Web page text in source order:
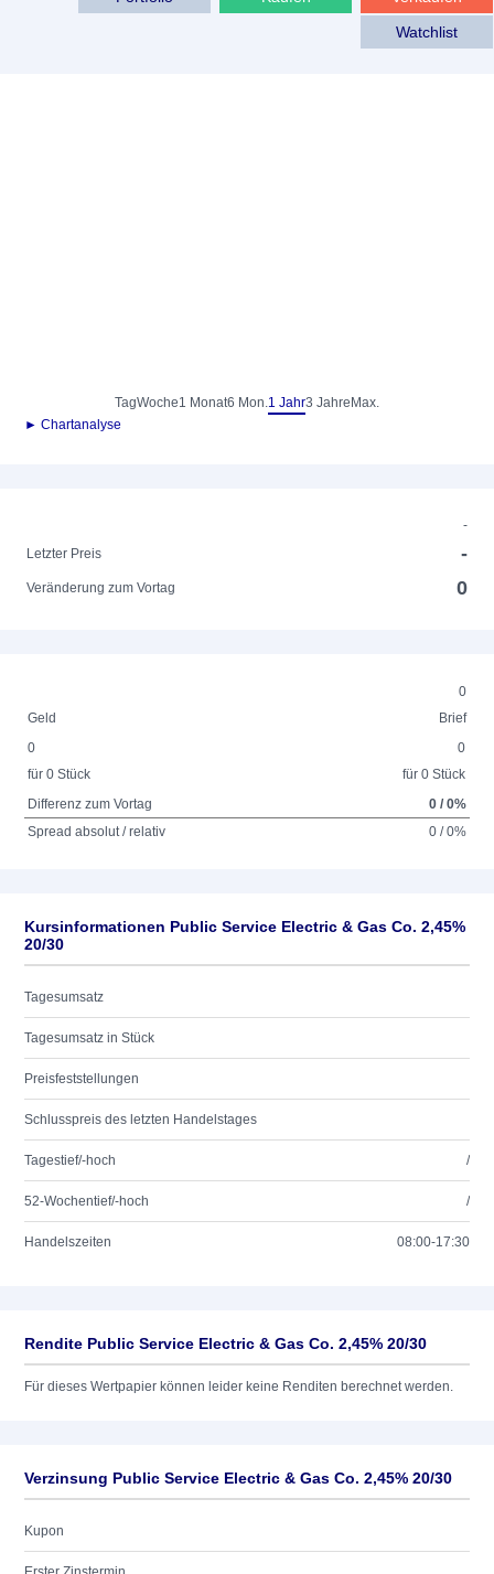
Watchlist
TagWoche1 Monat6 Mon.1 Jahr3 Jahre Max.
► Chartanalyse
-
Letzter Preis
-
Veränderung zum Vortag 0
0
Geld
Brief
0
für 0 Stück
0
für 0 Stück
Differenz zum Vortag
0 / 0%
Spread absolut / relativ
0 / 0%
Kursinformationen Public Service Electric & Gas Co. 2,45%
20/30
Tagesumsatz
Tagesumsatz in Stück
Preisfeststellungen
Schlusspreis des letzten Handelstages
Tagestief/-hoch /
52-Wochentief/-hoch /
Handelszeiten 08:00-17:30
Rendite Public Service Electric & Gas Co. 2,45% 20/30
Für dieses Wertpapier können leider keine Renditen berechnet werden.
Verzinsung Public Service Electric & Gas Co. 2,45% 20/30
Kupon